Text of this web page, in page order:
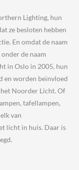
Lighting, hun
ze besloten hebben
En omdat de naam
de naam
in Oslo in 2005, hun
en worden beïnvloed
Noorder Licht. Of
tafellampen,
van
licht in huis. Daar is